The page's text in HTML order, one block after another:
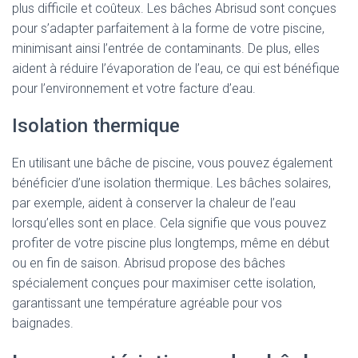
plus difficile et coûteux. Les bâches Abrisud sont conçues
pour s’adapter parfaitement à la forme de votre piscine,
minimisant ainsi l’entrée de contaminants. De plus, elles
aident à réduire l’évaporation de l’eau, ce qui est bénéfique
pour l’environnement et votre facture d’eau.
Isolation thermique
En utilisant une bâche de piscine, vous pouvez également
bénéficier d’une isolation thermique. Les bâches solaires,
par exemple, aident à conserver la chaleur de l’eau
lorsqu’elles sont en place. Cela signifie que vous pouvez
profiter de votre piscine plus longtemps, même en début
ou en fin de saison. Abrisud propose des bâches
spécialement conçues pour maximiser cette isolation,
garantissant une température agréable pour vos
baignades.